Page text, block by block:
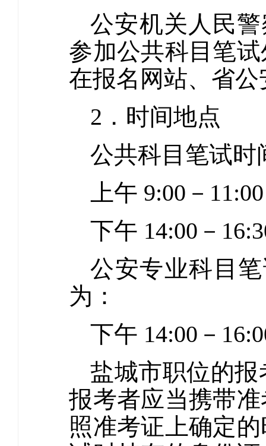
公安机关人民
参加公共科目笔
在报名网站、省
2．时间地点
公共科目笔试时
上午 9:00－
下午 14:00－
公安专业科目
为：
下午 14:00－
盐城市职位的
报考者应当携带
照准考证上确定